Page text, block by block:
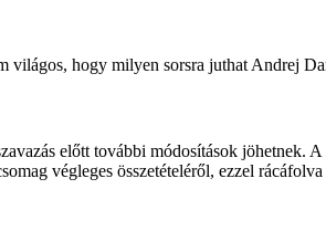
világos, hogy milyen sorsra juthat Andrej
előtt további módosítások jöhetnek.
végleges összetételéről, ezzel